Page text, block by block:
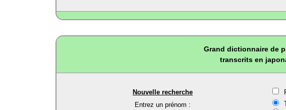
Grand dictionnaire de
transcrits en
Nouvelle recherche
Entrez un prénom :